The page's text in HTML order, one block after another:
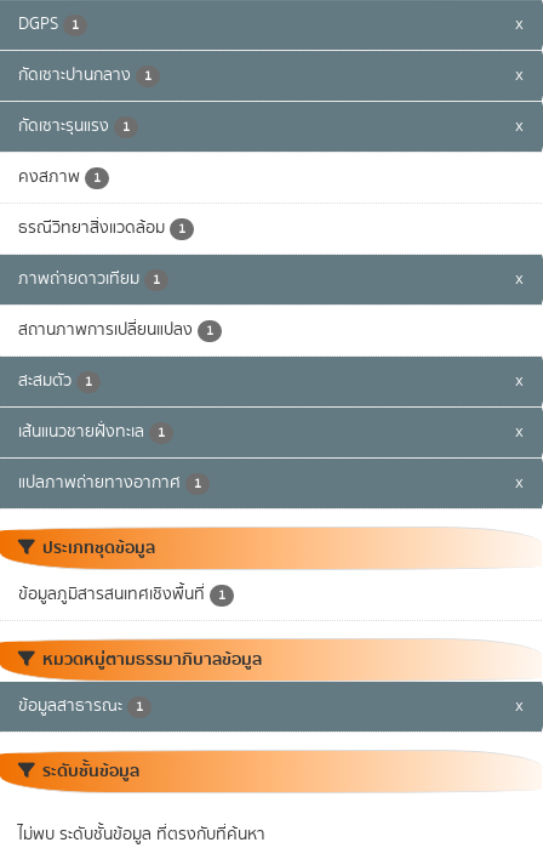
DGPS 1 x
กัดเซาะปานกลาง 1 x
กัดเซาะรุนแรง 1 x
คงสภาพ 1
ธรณีวิทยาสิ่งแวดล้อม 1
ภาพถ่ายดาวเทียม 1 x
สถานภาพการเปลี่ยนแปลง 1
สะสมตัว 1 x
เส้นแนวชายฝั่งทะเล 1 x
แปลภาพถ่ายทางอากาศ 1 x
ประเภทชุดข้อมูล
ข้อมูลภูมิสารสนเทศเชิงพื้นที่ 1
หมวดหมู่ตามธรรมาภิบาลข้อมูล
ข้อมูลสาธารณะ 1 x
ระดับชั้นข้อมูล
ไม่พบ ระดับชั้นข้อมูล ที่ตรงกับที่ค้นหา